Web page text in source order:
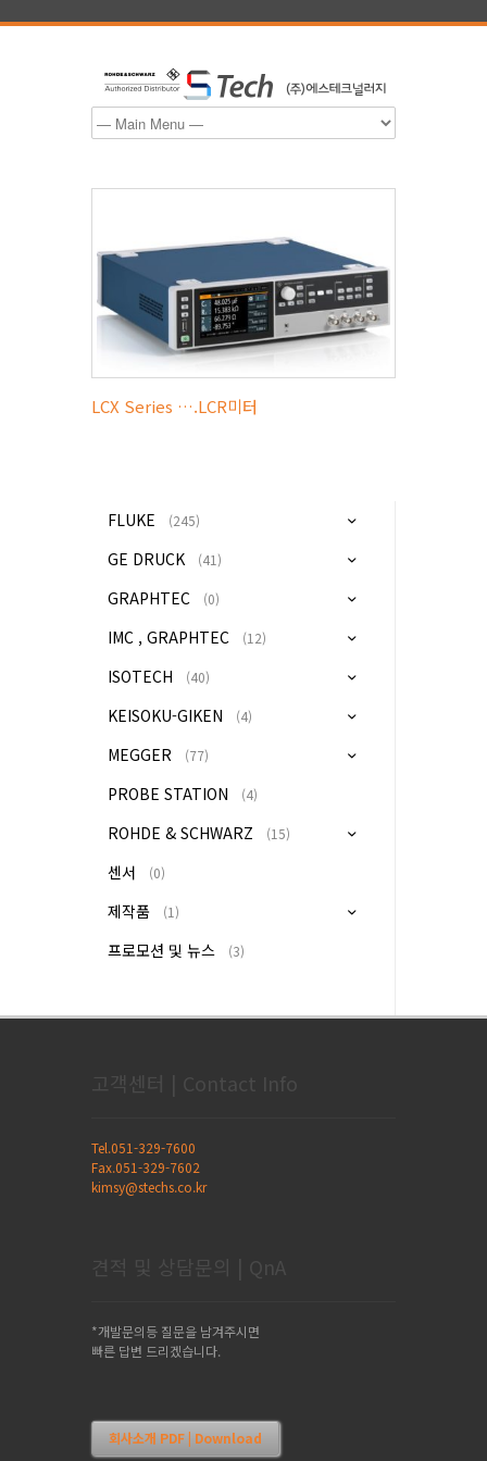
LCX Series ….LCR미터
FLUKE (245)
GE DRUCK (41)
GRAPHTEC (0)
IMC , GRAPHTEC (12)
ISOTECH (40)
KEISOKU-GIKEN (4)
MEGGER (77)
PROBE STATION (4)
ROHDE & SCHWARZ (15)
센서 (0)
제작품 (1)
프로모션 및 뉴스 (3)
고객센터 | Contact Info
Tel.051-329-7600
Fax.051-329-7602
kimsy@stechs.co.kr
견적 및 상담문의 | QnA
*개발문의등 질문을 남겨주시면
빠른 답변 드리겠습니다.
회사소개 PDF | Download